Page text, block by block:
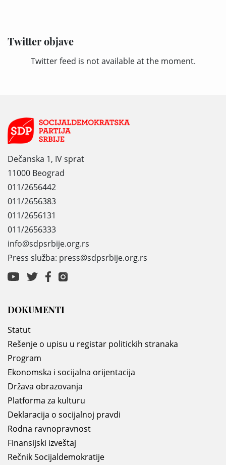
Twitter objave
Twitter feed is not available at the moment.
Dečanska 1, IV sprat
11000 Beograd
011/2656442
011/2656383
011/2656131
011/2656333
info@sdpsrbije.org.rs
Press služba: press@sdpsrbije.org.rs
DOKUMENTI
Statut
Rešenje o upisu u registar politickih stranaka
Program
Ekonomska i socijalna orijentacija
Država obrazovanja
Platforma za kulturu
Deklaracija o socijalnoj pravdi
Rodna ravnopravnost
Finansijski izveštaj
Rečnik Socijaldemokratije